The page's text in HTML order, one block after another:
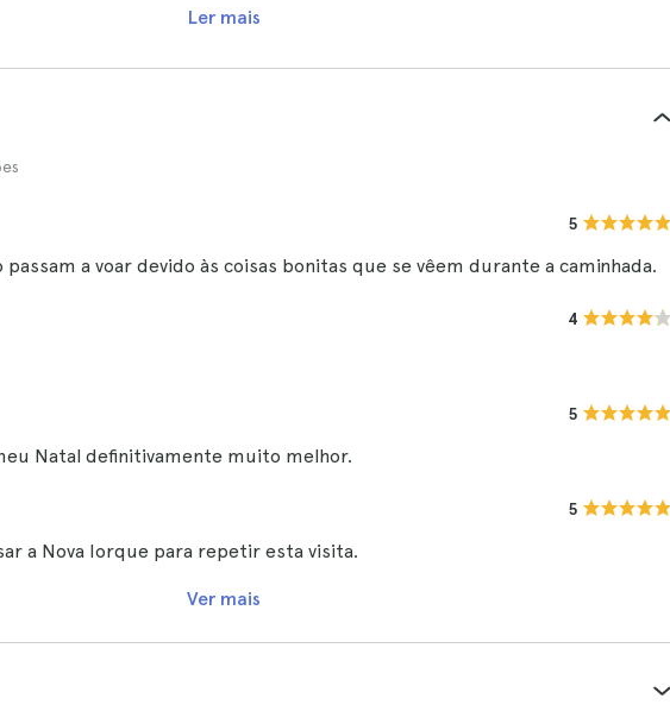
Ler mais
5
a voar devido às coisas bonitas que se vêem durante a caminhada.
4
5
Natal definitivamente muito melhor.
5
a Nova Iorque para repetir esta visita.
Ver mais